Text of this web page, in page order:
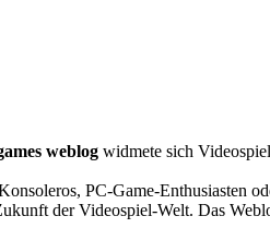
weblog widmete sich
PC-Game-Enthusiasten
der Videospiel-Welt. Das